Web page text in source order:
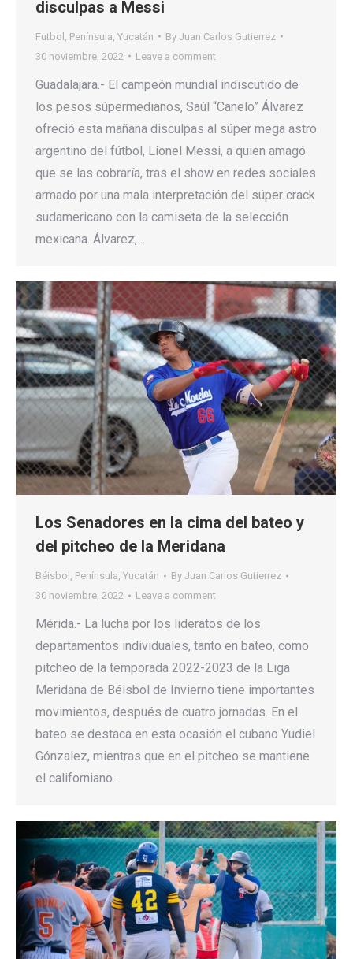
disculpas a Messi
Futbol Península Yucatán By Juan Carlos Gutierrez
30 noviembre, 2022
Leave a comment
Guadalajara.- El campeón mundial indiscutido de
los pesos súpermedianos, Saúl “Canelo” Álvarez
ofreció esta mañana disculpas al súper mega astro
argentino del fútbol, Lionel Messi, a quien amagó
que se las cobraría, tras el show en redes sociales
armado por una mala interpretación del súper crack
sudamericano con la camiseta de la selección
mexicana. Álvarez,…
Los Senadores en la cima del bateo y
del pitcheo de la Meridana
Béisbol , Península, Yucatán By Juan Carlos Gutierrez
30 noviembre, 2022
Leave a comment
Mérida.- La lucha por los lideratos de los
departamentos individuales, tanto en bateo, como
pitcheo de la temporada 2022-2023 de la Liga
Meridana de Béisbol de Invierno tiene importantes
movimientos, después de cuatro jornadas. En el
bateo se destaca en esta ocasión el cubano Yudiel
Gónzalez, mientras que en el pitcheo se mantiene
el californiano…